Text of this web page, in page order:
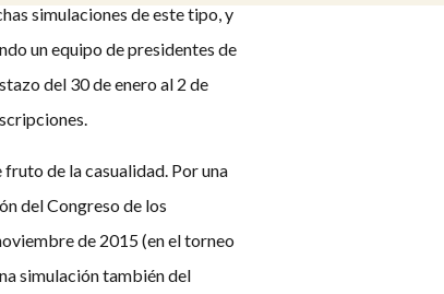
simulaciones de este tipo, y
un equipo de presidentes de
del 30 de enero al 2 de
de la casualidad. Por una
del Congreso de los
de 2015 (en el torneo
simulación también del